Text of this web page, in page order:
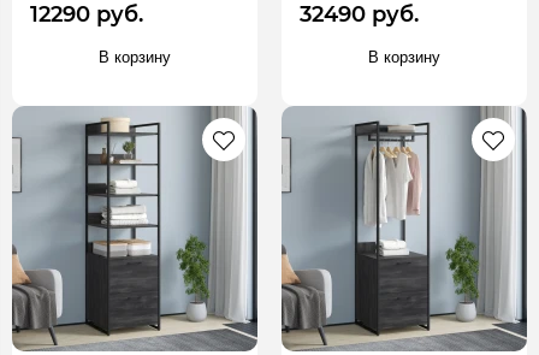
12290 руб.
В корзину
32490 руб.
В корзину